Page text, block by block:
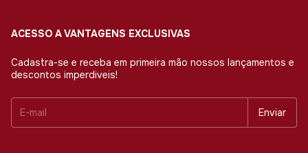
ACESSO A VANTAGENS EXCLUSIVAS
Cadastra-se e receba em primeira mão nossos lançamentos e
descontos imperdiveis!